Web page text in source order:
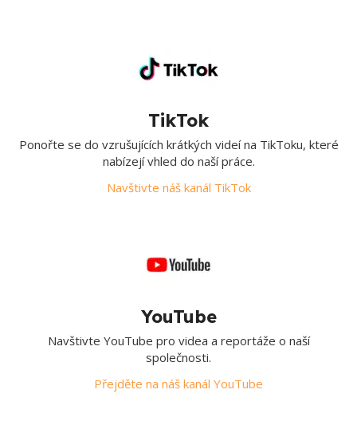
TikTok
Ponořte se do vzrušujících krátkých videí na TikToku, které
nabízejí vhled do naší práce.
Navštivte náš kanál TikTok
YouTube
Navštivte YouTube pro videa a reportáže o naší
společnosti.
Přejděte na náš kanál YouTube